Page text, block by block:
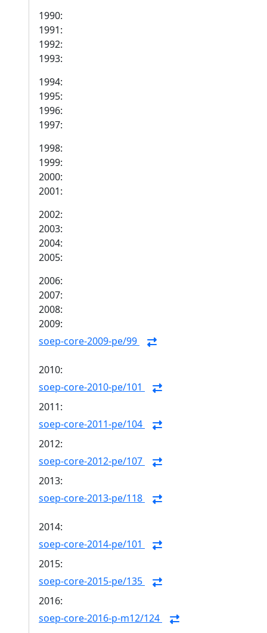
1990:
1991:
1992:
1993:
1994:
1995:
1996:
1997:
1998:
1999:
2000:
2001:
2002:
2003:
2004:
2005:
2006:
2007:
2008:
2009:
soep-core-2009-pe/99
2010:
soep-core-2010-pe/101
2011:
soep-core-2011-pe/104
2012:
soep-core-2012-pe/107
2013:
soep-core-2013-pe/118
2014:
soep-core-2014-pe/101
2015:
soep-core-2015-pe/135
2016:
soep-core-2016-p-m12/124